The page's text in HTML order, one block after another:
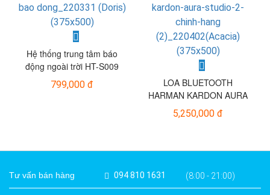
Hệ thống trung tâm báo
động ngoài trời HT-S009
799,000 đ
LOA BLUETOOTH
HARMAN KARDON AURA
STUDIO 2 – CHÍNH HÃNG
5,250,000 đ
Tư vấn bán hàng 094 810 1631 (8:00 - 21:00)